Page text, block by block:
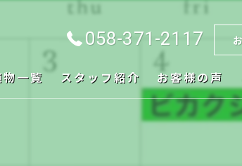
058-371-2117
一覧 スタッフ紹介 お客様の声